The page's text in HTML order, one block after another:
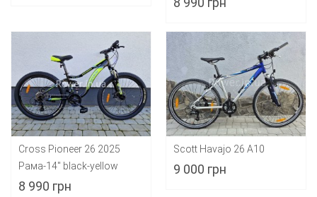
Cross Pioneer 26 2025
Рама-14" black-yellow
8 990 грн
Scott Havajo 26 A10
9 000 грн